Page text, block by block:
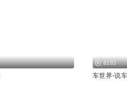
8193
车世界-说